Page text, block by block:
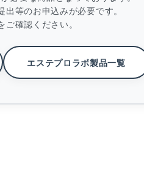
等のお申込みが必要です。
確認ください。
エステプロラボ製品一覧